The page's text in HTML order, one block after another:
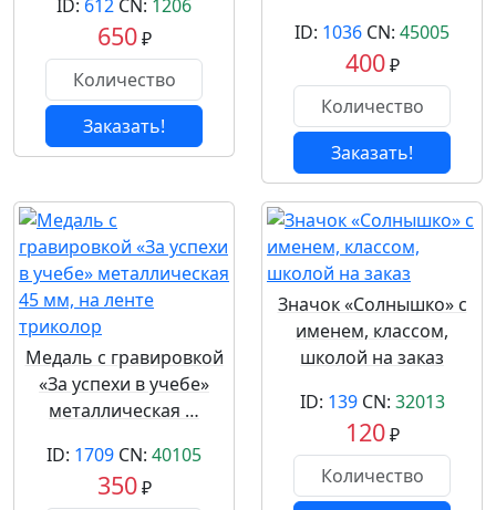
ID: 612 CN: 1206
650₽
Заказать!
ID: 1036 CN: 45005
400₽
Заказать!
Медаль с гравировкой
«За успехи в учебе»
металлическая …
ID: 1709 CN: 40105
350₽
Значок «Солнышко» с
именем, классом,
школой на заказ
ID: 139CN: 32013
120₽